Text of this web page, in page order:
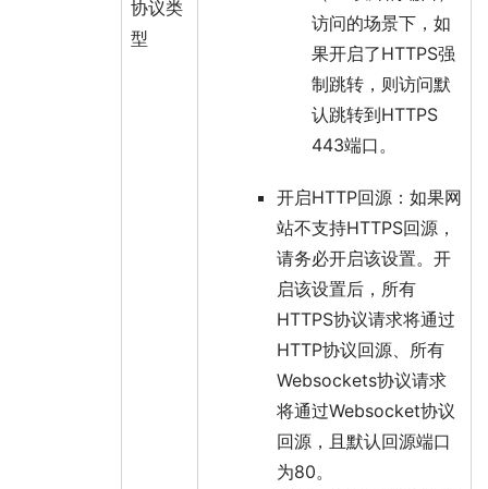
协议类
型
访问的场景下，如
果开启了HTTPS强
制跳转，则访问默
认跳转到HTTPS
443端口。
开启HTTP回源 ：如果网
站不支持HTTPS回源，
请务必开启该设置。开
启该设置后，所有
HTTPS协议请求将通过
HTTP协议回源、所有
Websockets协议请求
将通过Websocket协议
回源，且默认回源端口
为80。